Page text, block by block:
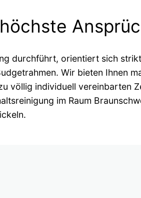
durchführt, orientiert sich
Wir bieten Ihnen
völlig individuell vereinbarten
im Raum